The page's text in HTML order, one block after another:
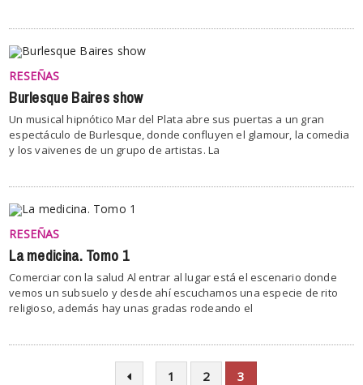
RESEÑAS
Burlesque Baires show
Un musical hipnótico Mar del Plata abre sus puertas a un gran
espectáculo de Burlesque, donde confluyen el glamour, la comedia
y los vaivenes de un grupo de artistas. La
RESEÑAS
La medicina. Tomo 1
Comerciar con la salud Al entrar al lugar está el escenario donde
vemos un subsuelo y desde ahí escuchamos una especie de rito
religioso, además hay unas gradas rodeando el
1 2 3